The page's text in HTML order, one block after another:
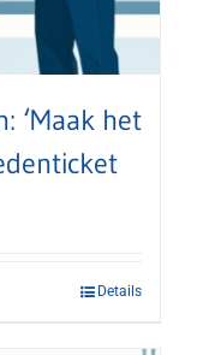
‘Maak het
Details